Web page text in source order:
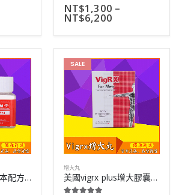
5.00 out of 5
NT$1,300 –
NT$6,200
紅金偉哥|獨特草本配方製作|總多明星服用評價好|10粒
SALE
增大丸
美國vigrx plus增大膠囊|陰莖全方面永久增長|無副作用|60顆